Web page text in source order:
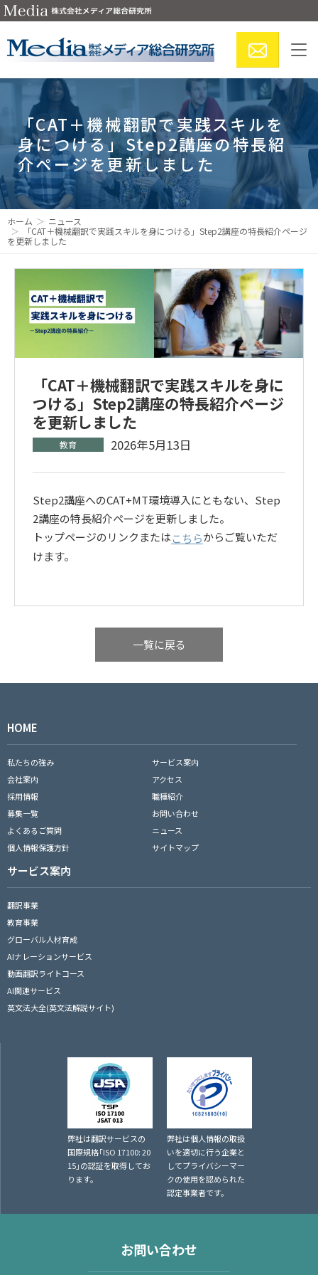
「CAT＋機械翻訳で実践スキルを
身につける」Step2講座の特長紹
介ページを更新しました
ホーム
ニュース
「CAT＋機械翻訳で実践スキルを身につける」Step2講座の特長紹介ページ
を更新しました
「CAT＋機械翻訳で実践スキルを身に
つける」Step2講座の特長紹介ページ
を更新しました
2026年5月13日
Step2講座へのCAT+MT環境導入にともない、Step
2講座の特長紹介ページを更新しました。
トップページのリンクまたはこちらからご覧いただ
けます。
一覧に戻る
HOME
私たちの強み
サービス案内
会社案内
アクセス
採用情報
職種紹介
募集一覧
お問い合わせ
よくあるご質問
ニュース
個人情報保護方針
サイトマップ
サービス案内
翻訳事業
教育事業
グローバル人材育成
AIナレーションサービス
動画翻訳ライトコース
AI関連サービス
英文法大全(英文法解説サイト)
弊社は翻訳サービスの
国際規格｢ISO 17100: 20
15｣の認証を取得してお
ります。
弊社は個人情報の取扱
いを適切に行う企業と
してプライバシーマー
クの使用を認められた
認定事業者です。
お問い合わせ